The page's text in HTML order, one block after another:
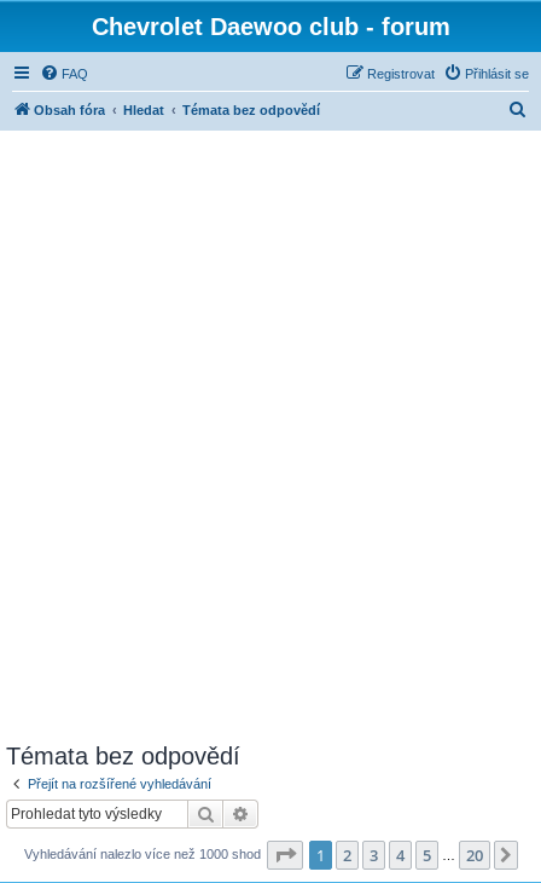
Chevrolet Daewoo club - forum
FAQ Přihlásit se
Registrovat
Obsah fóra Hledat Témata bez odpovědí
Témata bez odpovědí
Přejít na rozšířené vyhledávání
Hledat
Vyhledávání nalezlo více než 1000 shod Stránka z 20
1 2 3 4 5 20